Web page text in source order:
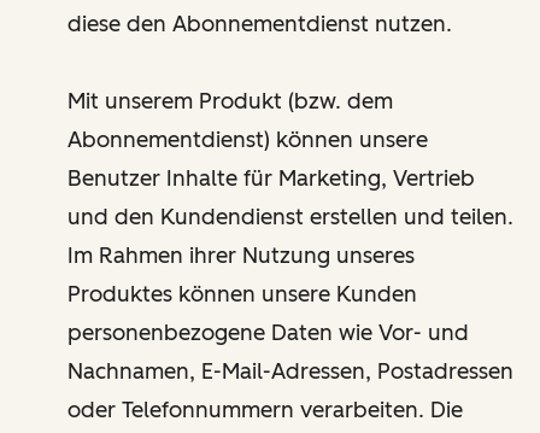
diese den Abonnementdienst nutzen.
Mit unserem Produkt (bzw. dem
Abonnementdienst) können unsere
Benutzer Inhalte für Marketing, Vertrieb
und den Kundendienst erstellen und teilen.
Im Rahmen ihrer Nutzung unseres
Produktes können unsere Kunden
personenbezogene Daten wie Vor- und
Nachnamen, E-Mail-Adressen, Postadressen
oder Telefonnummern verarbeiten. Die